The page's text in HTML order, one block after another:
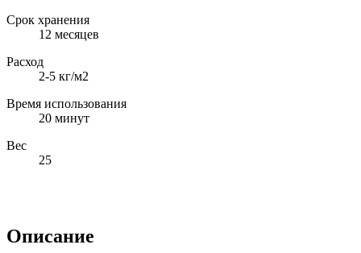
Срок хранения
12 месяцев
Расход
2-5 кг/м2
Время использования
20 минут
Вес
25
Описание